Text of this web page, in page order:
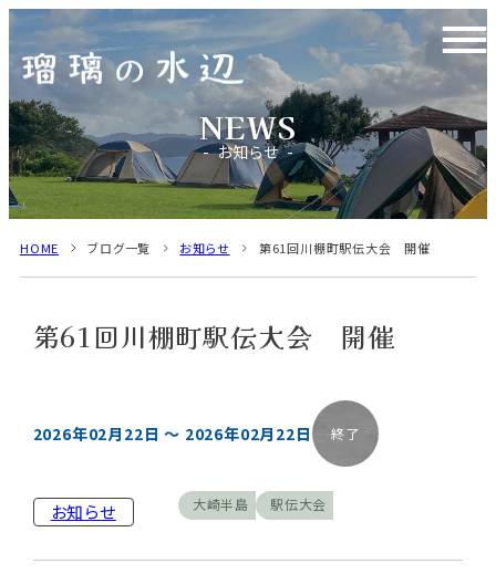
お知らせ
HOME ブログ一覧 お知らせ 第61回川棚町駅伝大会 開催
第61回川棚町駅伝大会 開催
2026年02月22日 〜 2026年02月22日 終了
お知らせ 大崎半島 駅伝大会